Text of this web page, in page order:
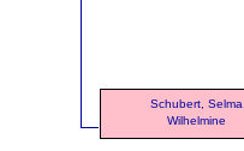
Schubert, Selma
Wilhelmine